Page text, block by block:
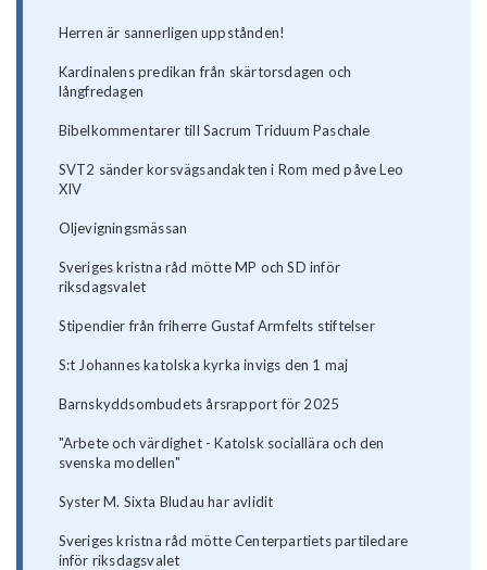
Herren är sannerligen uppstånden!
Kardinalens predikan från skärtorsdagen och
långfredagen
Bibelkommentarer till Sacrum Triduum Paschale
SVT2 sänder korsvägsandakten i Rom med påve Leo
XIV
Oljevigningsmässan
Sveriges kristna råd mötte MP och SD inför
riksdagsvalet
Stipendier från friherre Gustaf Armfelts stiftelser
S:t Johannes katolska kyrka invigs den 1 maj
Barnskyddsombudets årsrapport för 2025
"Arbete och värdighet - Katolsk sociallära och den
svenska modellen"
Syster M. Sixta Bludau har avlidit
Sveriges kristna råd mötte Centerpartiets partiledare
inför riksdagsvalet